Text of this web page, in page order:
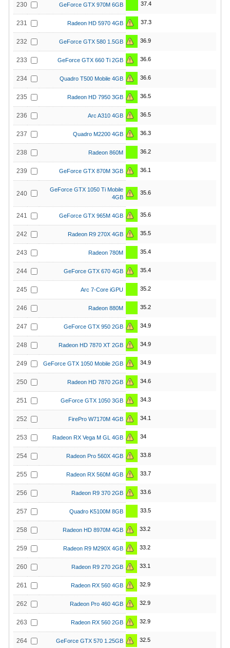
230 GeForce GTX 970M 6GB 37.4
231 Radeon HD 5970 4GB 37.3
232 GeForce GTX 580 1.5GB 36.9
233 GeForce GTX 660 Ti 2GB 36.6
234 Quadro T500 Mobile 4GB 36.6
235 Radeon HD 7950 3GB 36.5
236 Arc A310 4GB 36.5
237 Quadro M2200 4GB 36.3
238 Radeon 860M 36.2
239 GeForce GTX 870M 3GB 36.1
240
GeForce GTX 1050 Ti Mobile
4GB
35.6
241 GeForce GTX 965M 4GB 35.6
242 Radeon R9 270X 4GB 35.5
243 Radeon 780M 35.4
244 GeForce GTX 670 4GB 35.4
245 Arc 7-Core iGPU 35.2
246 Radeon 880M 35.2
247 GeForce GTX 950 2GB 34.9
248 Radeon HD 7870 XT 2GB 34.9
249 GeForce GTX 1050 Mobile 2GB 34.9
250 Radeon HD 7870 2GB 34.6
251 GeForce GTX 1050 3GB 34.3
252 FirePro W7170M 4GB 34.1
253 Radeon RX Vega M GL 4GB 34
254 Radeon Pro 560X 4GB 33.8
255 Radeon RX 560M 4GB 33.7
256 Radeon R9 370 2GB 33.6
257 Quadro K5100M 8GB 33.5
258 Radeon HD 8970M 4GB 33.2
259 Radeon R9 M290X 4GB 33.2
260 Radeon R9 270 2GB 33.1
261 Radeon RX 560 4GB 32.9
262 Radeon Pro 460 4GB 32.9
263 Radeon RX 560 2GB 32.9
264 GeForce GTX 570 1.25GB 32.5